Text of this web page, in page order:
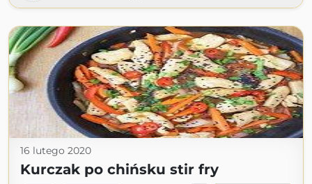
16 lutego 2020
Kurczak po chińsku stir fry